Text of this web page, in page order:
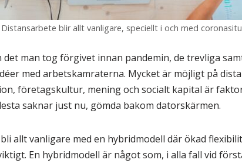
Distansarbete blir allt vanligare, speciellt i och med
det man tog förgivet innan pandemin, de trevliga
med arbetskamraterna. Mycket är möjligt på
företagskultur, mening och socialt kapital är
saknar just nu, gömda bakom datorskärmen.
allt vanligare med en hybridmodell där ökad
En hybridmodell är något som, i alla fall vid